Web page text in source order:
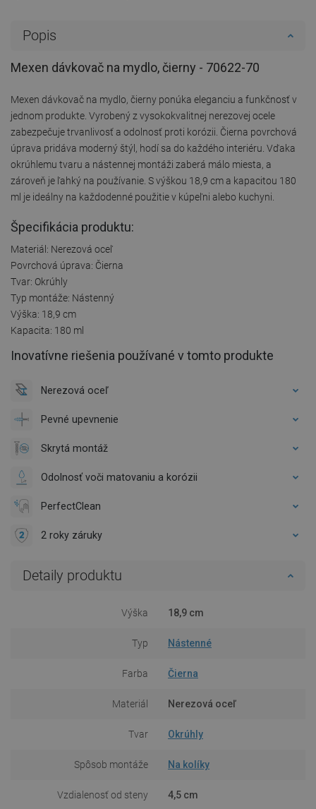
Popis
Mexen dávkovač na mydlo, čierny - 70622-70
Mexen dávkovač na mydlo, čierny ponúka eleganciu a funkčnosť v
jednom produkte. Vyrobený z vysokokvalitnej nerezovej ocele
zabezpečuje trvanlivosť a odolnosť proti korózii. Čierna povrchová
úprava pridáva moderný štýl, hodí sa do každého interiéru. Vďaka
okrúhlemu tvaru a nástennej montáži zaberá málo miesta, a
zároveň je ľahký na používanie. S výškou 18,9 cm a kapacitou 180
ml je ideálny na každodenné použitie v kúpeľni alebo kuchyni.
Špecifikácia produktu:
Materiál: Nerezová oceľ
Povrchová úprava: Čierna
Tvar: Okrúhly
Typ montáže: Nástenný
Výška: 18,9 cm
Kapacita: 180 ml
Inovatívne riešenia používané v tomto produkte
Nerezová oceľ
Pevné upevnenie
Skrytá montáž
Odolnosť voči matovaniu a korózii
PerfectClean
2 roky záruky
Detaily produktu
Výška 18,9 cm
Typ Nástenné
Farba Čierna
Materiál Nerezová oceľ
Tvar Okrúhly
Spôsob montáže Na kolíky
Vzdialenosť od steny 4,5 cm